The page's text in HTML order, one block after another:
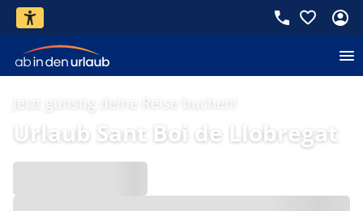
Jetzt günstig deine Reise buchen!
Urlaub Sant Boi de Llobregat